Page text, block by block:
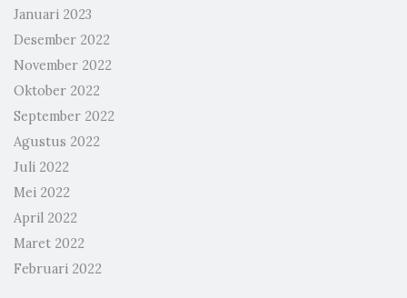
Januari 2023
Desember 2022
November 2022
Oktober 2022
September 2022
Agustus 2022
Juli 2022
Mei 2022
April 2022
Maret 2022
Februari 2022